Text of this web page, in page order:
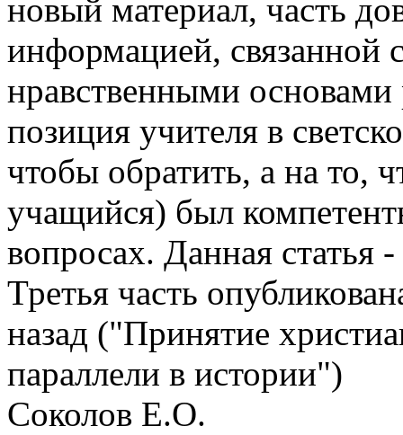
новый материал, часть
информацией, связанной
нравственными основами
позиция учителя в
чтобы обратить, а на то,
учащийся) был
вопросах. Данная статья
Третья часть
назад ("Принятие
параллели в истории")
Соколов Е.О.